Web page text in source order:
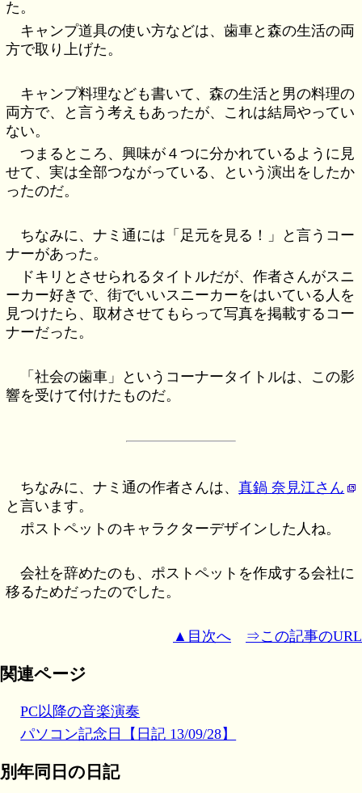
た。
キャンプ道具の使い方などは、歯車と森の生活の両
方で取り上げた。
キャンプ料理なども書いて、森の生活と男の料理の
両方で、と言う考えもあったが、これは結局やってい
ない。
つまるところ、興味が４つに分かれているように見
せて、実は全部つながっている、という演出をしたか
ったのだ。
ちなみに、ナミ通には「足元を見る！」と言うコー
ナーがあった。
ドキリとさせられるタイトルだが、作者さんがスニ
ーカー好きで、街でいいスニーカーをはいている人を
見つけたら、取材させてもらって写真を掲載するコー
ナーだった。
「社会の歯車」というコーナータイトルは、この影
響を受けて付けたものだ。
ちなみに、ナミ通の作者さんは、真鍋 奈見江さん
と言います。
ポストペットのキャラクターデザインした人ね。
会社を辞めたのも、ポストペットを作成する会社に
移るためだったのでした。
▲目次へ ⇒この記事のURL
関連ページ
PC以降の音楽演奏
パソコン記念日【日記 13/09/28】
別年同日の日記